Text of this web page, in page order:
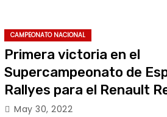
CAMPEONATO NACIONAL
Primera victoria en el
Supercampeonato de
Rallyes para el Renault
Team y el Renault Clio
May 30, 2022